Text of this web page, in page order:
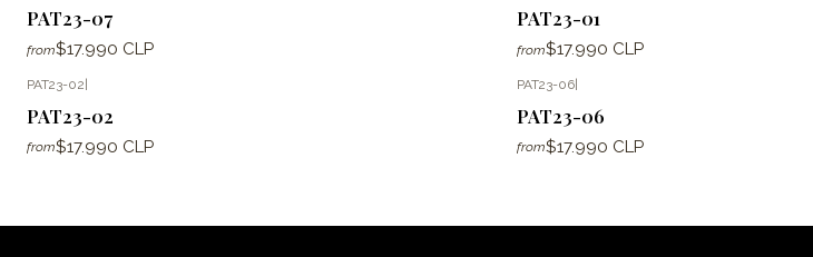
PAT23-07
from$17.990 CLP
PAT23-01
from$17.990 CLP
PAT23-02
PAT23-02
from$17.990 CLP
PAT23-06|
PAT23-06
from$17.990 CLP